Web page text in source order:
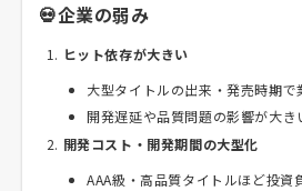
💀企業の弱み
ヒット依存が大きい
大型タイトルの出来・発売時期で
開発遅延や品質問題の影響が大き
開発コスト・開発期間の大型化
AAA級・高品質タイトルほど投資